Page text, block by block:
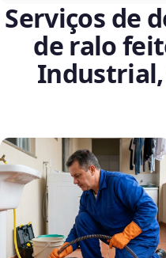
Serviços de
de ralo
Industrial,